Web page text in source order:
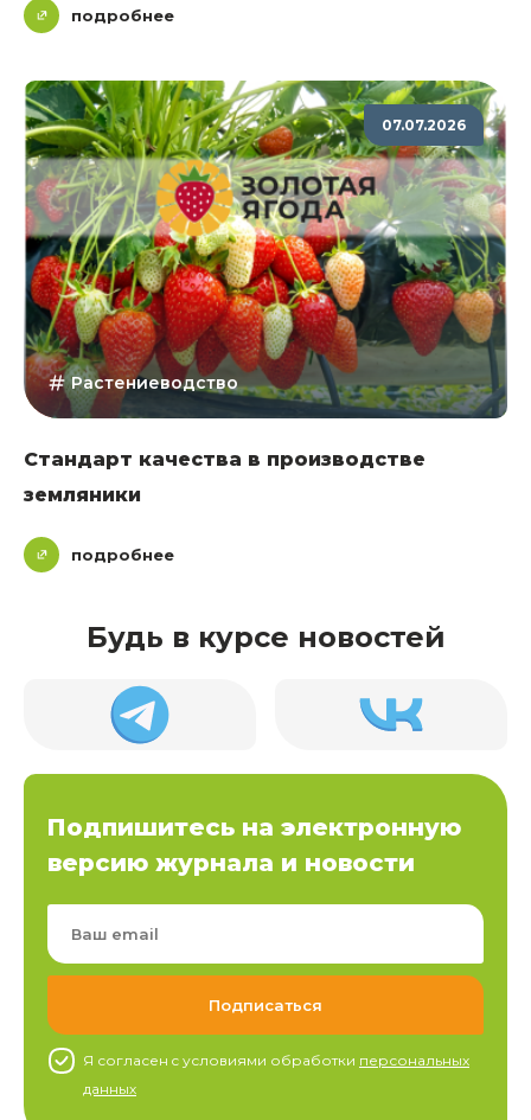
подробнее
07.07.2026
Растениеводство
Стандарт качества в производстве
земляники
подробнее
Будь в курсе новостей
Подпишитесь на электронную
версию журнала и новости
Я согласен c условиями обработки персональных
данных